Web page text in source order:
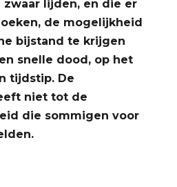
zwaar lijden, en die er
de mogelijkheid
bijstand te krijgen
snelle dood, op het
tijdstip. De
niet tot de
die sommigen voor